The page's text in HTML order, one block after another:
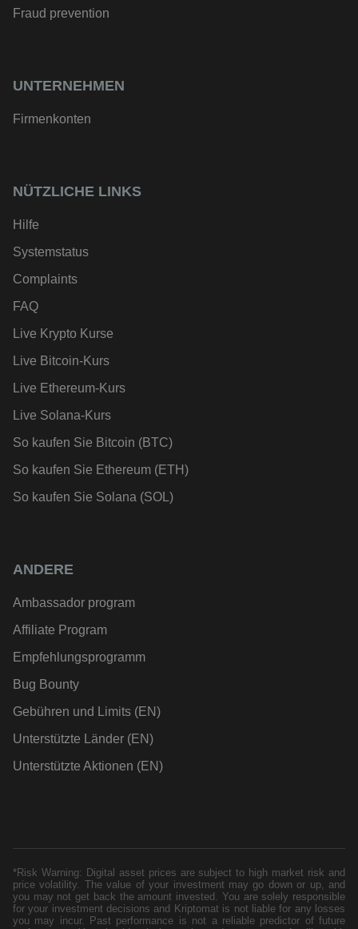
Fraud prevention
UNTERNEHMEN
Firmenkonten
NÜTZLICHE LINKS
Hilfe
Systemstatus
Complaints
FAQ
Live Krypto Kurse
Live Bitcoin-Kurs
Live Ethereum-Kurs
Live Solana-Kurs
So kaufen Sie Bitcoin (BTC)
So kaufen Sie Ethereum (ETH)
So kaufen Sie Solana (SOL)
ANDERE
Ambassador program
Affiliate Program
Empfehlungsprogramm
Bug Bounty
Gebühren und Limits (EN)
Unterstützte Länder (EN)
Unterstützte Aktionen (EN)
*Risk Warning: Digital asset prices are subject to high market risk and
price volatility. The value of your investment may go down or up, and
you may not get back the amount invested. You are solely responsible
for your investment decisions and Kriptomat is not liable for any losses
you may incur. Past performance is not a reliable predictor of future